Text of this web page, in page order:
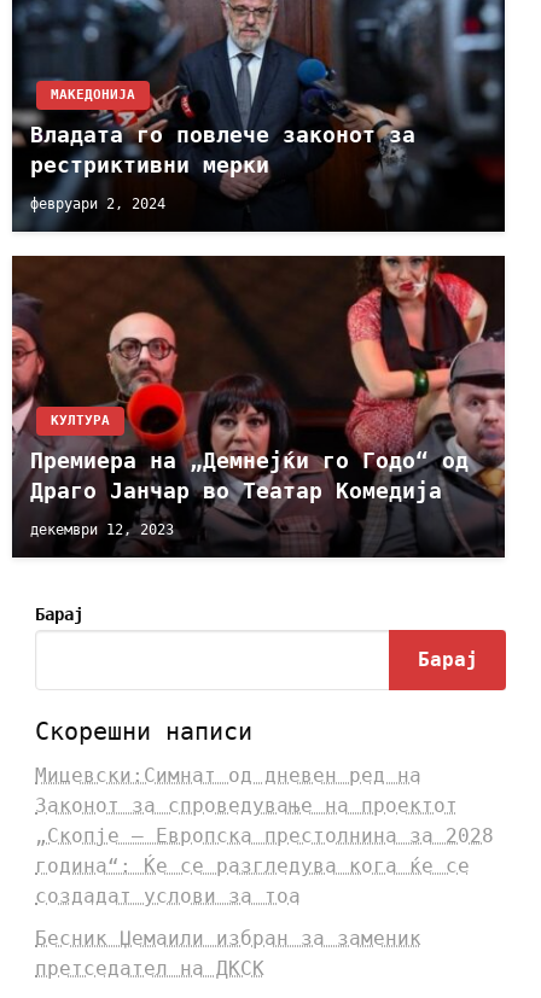
МАКЕДОНИЈА
Владата го повлече законот за
рестриктивни мерки
февруари 2, 2024
КУЛТУРА
Премиера на „Демнејќи го Годо“ од
Драго Јанчар во Театар Комедија
декември 12, 2023
Барај
Барај
Скорешни написи
Мицевски:Симнат од дневен ред на
Законот за спроведување на проектот
„Скопје – Европска престолнина за 2028
година“: Ќе се разгледува кога ќе се
создадат услови за тоа
Бесник Џемаили избран за заменик
претседател на ДКСК